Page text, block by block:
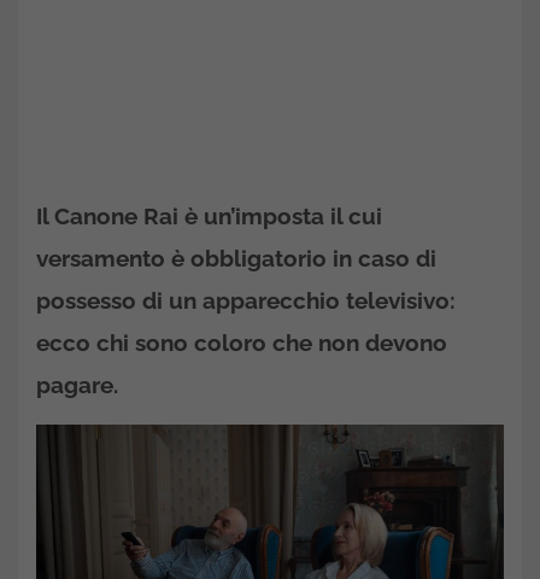
Il Canone Rai è un’imposta il cui
versamento è obbligatorio in caso di
possesso di un apparecchio televisivo:
ecco chi sono coloro che non devono
pagare.